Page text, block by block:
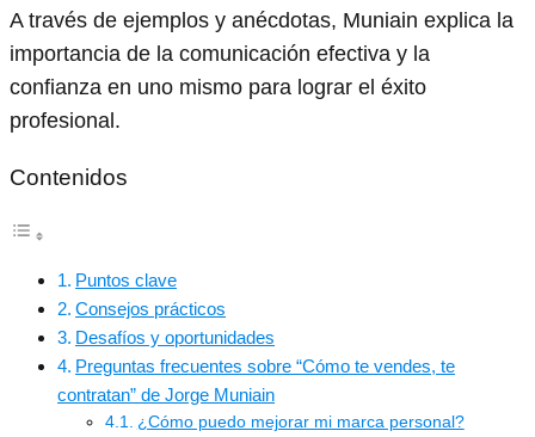
A través de ejemplos y anécdotas, Muniain explica la
importancia de la comunicación efectiva y la
confianza en uno mismo para lograr el éxito
profesional.
Contenidos
Puntos clave
Consejos prácticos
Desafíos y oportunidades
Preguntas frecuentes sobre “Cómo te vendes, te
contratan” de Jorge Muniain
¿Cómo puedo mejorar mi marca personal?